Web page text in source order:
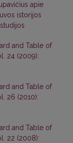
apie
istorijos
and Table of
24 (2009):
and Table of
26 (2010):
and Table of
22 (2008):